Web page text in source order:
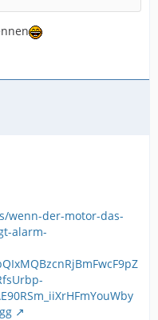
wenn-der-motor-das-
alarm-